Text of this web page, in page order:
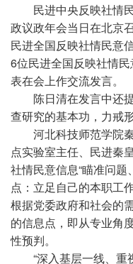
民进中央反映社情
政议政年会当日在北京
民进全国反映社情民意
6位民进全国反映社情
表在会上作交流发言。
陈日清在发言中还
查研究的基本功，力戒
河北科技师范学院
点实验室主任、民进秦
社情民意信息“瞄准问
点：立足自己的本职工
根据党委政府和社会的
的信息点，即从专业角
性预判。
“深入基层一线、